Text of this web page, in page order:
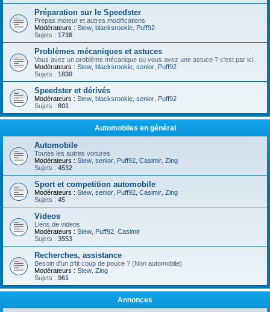
Préparation sur le Speedster
Prépas moteur et autres modifications
Modérateurs : Stew blacksrookie Puff92
Sujets : 1738
Problèmes mécaniques et astuces
Vous avez un problème mécanique ou vous avez une astuce ? c'est par ici.
Modérateurs : Stew blacksrookie senior Puff92
Sujets : 1830
Speedster et dérivés
Modérateurs : Stew blacksrookie senior Puff92
Sujets : 801
Automobiles en général
Automobile
Toutes les autres voitures
Modérateurs : Stew senior Puff92 Casimir Zing
Sujets : 4532
Sport et competition automobile
Modérateurs : Stew senior Puff92 Casimir Zing
Sujets : 45
Videos
Liens de videos
Modérateurs : Stew Puff92 Casimir
Sujets : 3553
Recherches, assistance
Besoin d'un p'tit coup de pouce ? (Non automobile)
Modérateurs : Stew Zing
Sujets : 961
Annonces